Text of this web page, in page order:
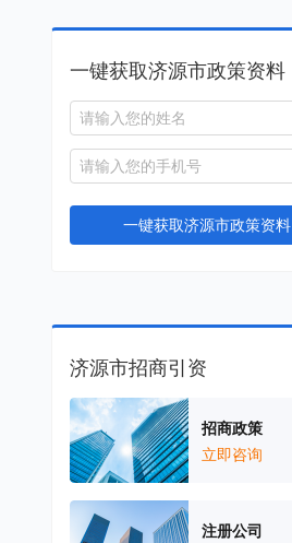
一键获取济源市政策资料
一键获取济源市政策资料
济源市招商引资
招商政策
立即咨询
注册公司